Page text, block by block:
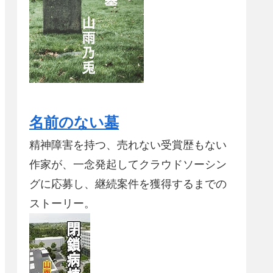
名前のない墓
精神障害を持つ、売れない受賞歴もない
作家が、一念発起してクラウドソーシン
グに応募し、継続案件を獲得するまでの
ストーリー。